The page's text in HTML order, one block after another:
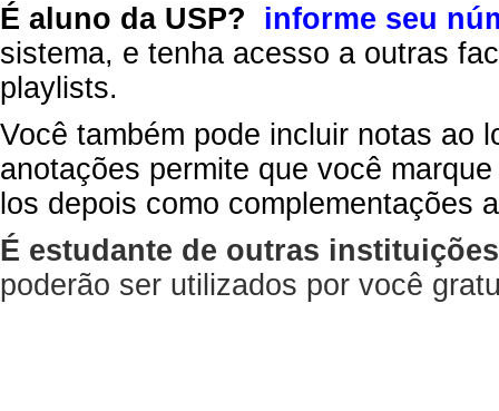
É aluno da USP?
informe seu
sistema, e tenha acesso a outras
playlists.
Você também pode incluir notas ao
anotações permite que você
los depois como complementações
É estudante de outras
poderão ser utilizados por você